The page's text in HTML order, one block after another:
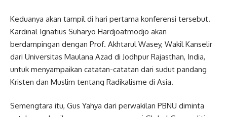
Keduanya akan tampil di hari pertama konferensi tersebut.
Kardinal Ignatius Suharyo Hardjoatmodjo akan
berdampingan dengan Prof. Akhtarul Wasey, Wakil Kanselir
dari Universitas Maulana Azad di Jodhpur Rajasthan, India,
untuk menyampaikan catatan-catatan dari sudut pandang
Kristen dan Muslim tentang Radikalisme di Asia.
Semengtara itu, Gus Yahya dari perwakilan PBNU diminta